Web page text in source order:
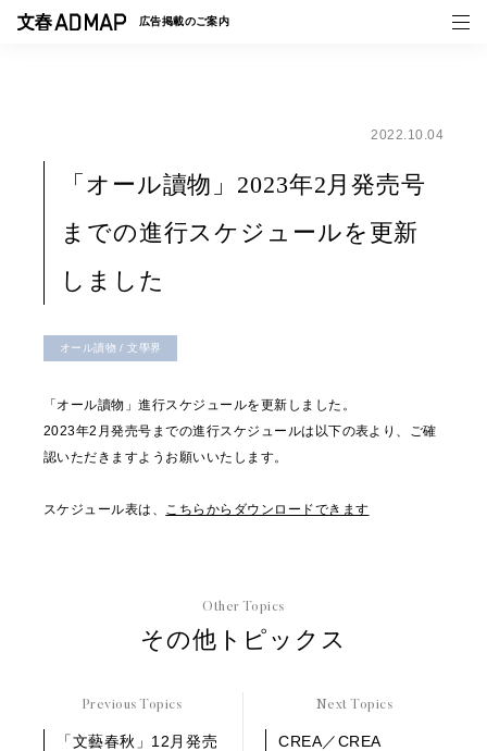
広告掲載のご案内
事例一覧
トピックス
2022.10.04
「オール讀物」2023年2月発売号
までの進行スケジュールを更新
しました
オール讀物 / 文學界
「オール讀物」進行スケジュールを更新しました。
2023年2月発売号までの進行スケジュールは以下の表より、ご確
認いただきますようお願いいたします。
スケジュール表は、 こちらからダウンロードできます
Other Topics
その他トピックス
Previous Topics
「文藝春秋」12月発売
Next Topics
CREA／CREA